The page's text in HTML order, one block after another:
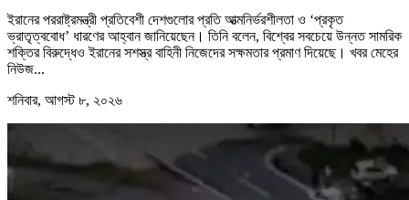
ইরানের পররাষ্ট্রমন্ত্রী প্রতিবেশী দেশগুলোর প্রতি আত্মনির্ভরশীলতা ও ‘প্রকৃত
ভ্রাতৃত্ববোধ’ ধারণের আহ্বান জানিয়েছেন। তিনি বলেন, বিশ্বের সবচেয়ে উন্নত সামরিক
শক্তির বিরুদ্ধেও ইরানের সশস্ত্র বাহিনী নিজেদের সক্ষমতার প্রমাণ দিয়েছে। খবর মেহের
নিউজ...
শনিবার, আগস্ট ৮, ২০২৬